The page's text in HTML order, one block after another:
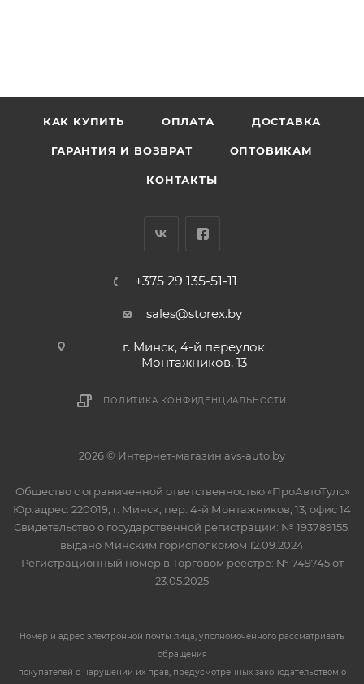
КАК КУПИТЬ ОПЛАТА ДОСТАВКА
ГАРАНТИЯ И ВОЗВРАТ ОПТОВИКАМ
КОНТАКТЫ
+375 29 135-51-11
sales@storex.by
г. Минск, 4-й переулок
Монтажников, 13
ПОЛИТИКА КОНФИДЕНЦИАЛЬНОСТИ
2026 © Интернет-магазин avs-auto.by
Общество с ограниченной ответственностью «ПроАвтоТулс»
Юр.адрес: 220019, г. Минск, пер. 4-й Монтажников, 13, офис 14
Свидетельство о государственной регистрации: № 193789155,
выдано Минским горисполкомом 12.09.2024
Регистрационный номер в Торговом реестре: № 749745 от
23.05.2025
Номер и адрес электронной почты лица, уполномоченного рассматривать
обращения
покупателей о нарушении их прав, предусмотренных законодательством о